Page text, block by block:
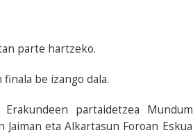
parte hartzeko.
be izango dala.
partaidetzea
eta Alkartasun Foroan